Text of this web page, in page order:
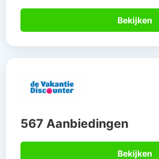
Bekijken
567 Aanbiedingen
Bekijken